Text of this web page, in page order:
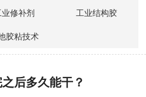
业修补剂 工业结构胶
胶粘技术
后多久能干？